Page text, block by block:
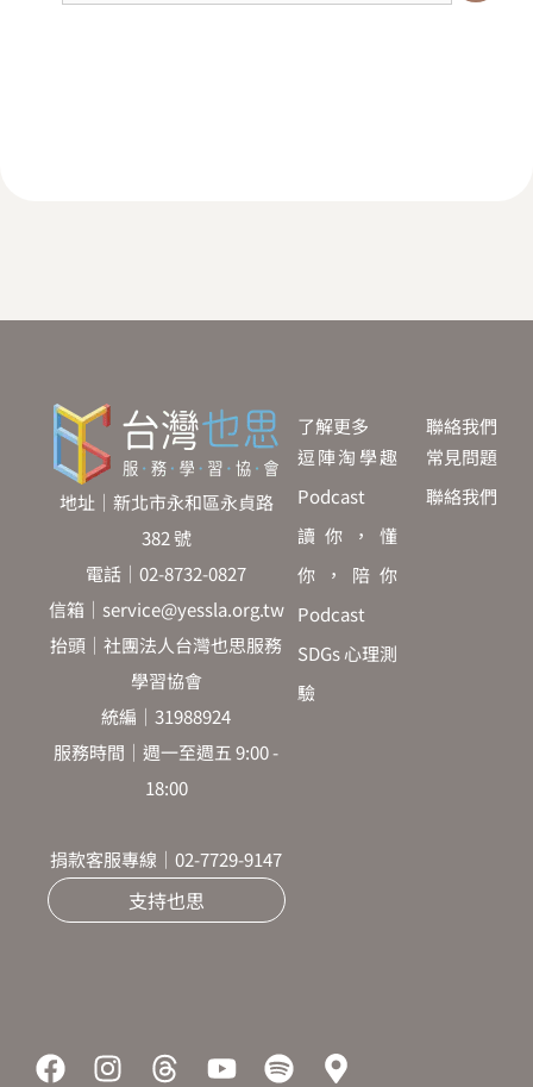
了解更多
逗陣淘學趣
Podcast
讀你，懂
你，陪你
Podcast
SDGs 心理測
驗
地址｜新北市永和區永貞路
382 號
電話｜02-8732-0827
信箱｜service@yessla.org.tw
抬頭｜社團法人台灣也思服務
學習協會
統編｜31988924
服務時間｜週一至週五 9:00 -
18:00
捐款客服專線｜02-7729-9147
支持也思
聯絡我們
常見問題
聯絡我們
F I T Y S M